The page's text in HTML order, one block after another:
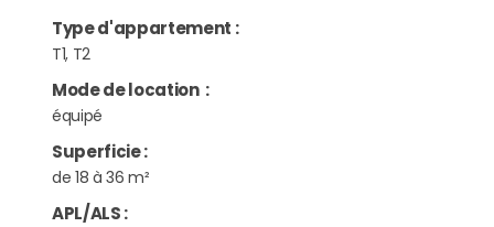
Type d'appartement :
T1, T2
Mode de location :
équipé
Superficie:
de 18 à 36 m²
APL/ALS: